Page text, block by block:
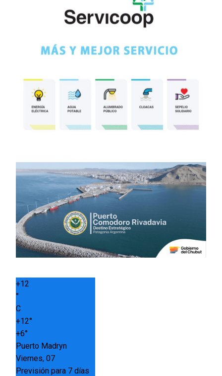
+12
°
C
+12°
+6°
Puerto Madryn
Viernes, 07
Previsión para 7 días